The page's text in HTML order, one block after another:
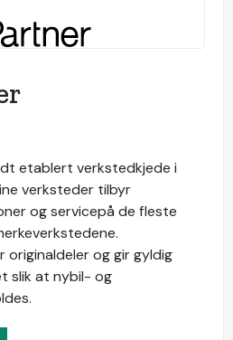
etablert verkstedkjede i
verksteder tilbyr
og servicepå de fleste
og gir gyldig
slik at nybil- og